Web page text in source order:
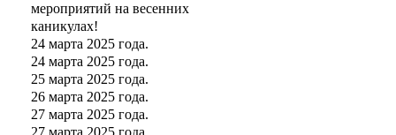
мероприятий на весенних
каникулах!
24 марта 2025 года.
24 марта 2025 года.
25 марта 2025 года.
26 марта 2025 года.
27 марта 2025 года.
27 марта 2025 года.